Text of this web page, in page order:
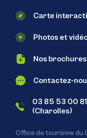
Carte
Photos et
Nos brochures
Contactez-
03 85 53 00
(Charolles)
Office de tourisme du